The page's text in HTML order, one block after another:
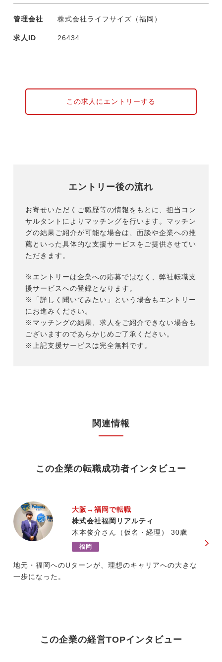
管理会社 株式会社ライフサイズ（福岡）
求人ID 26434
この求人にエントリーする
エントリー後の流れ
お寄せいただくご職歴等の情報をもとに、担当コン
サルタントによりマッチングを行います。マッチン
グの結果ご紹介が可能な場合は、面談や企業への推
薦といった具体的な支援サービスをご提供させてい
ただきます。
※エントリーは企業への応募ではなく、弊社転職支
援サービスへの登録となります。
※「詳しく聞いてみたい」という場合もエントリー
にお進みください。
※マッチングの結果、求人をご紹介できない場合も
ございますのであらかじめご了承ください。
※上記支援サービスは完全無料です。
関連情報
この企業の転職成功者インタビュー
大阪→福岡で転職
株式会社福岡リアルティ
木本俊介さん（仮名・経理） 30歳
福岡
地元・福岡へのUターンが、理想のキャリアへの大きな
一歩になった。
この企業の経営TOPインタビュー